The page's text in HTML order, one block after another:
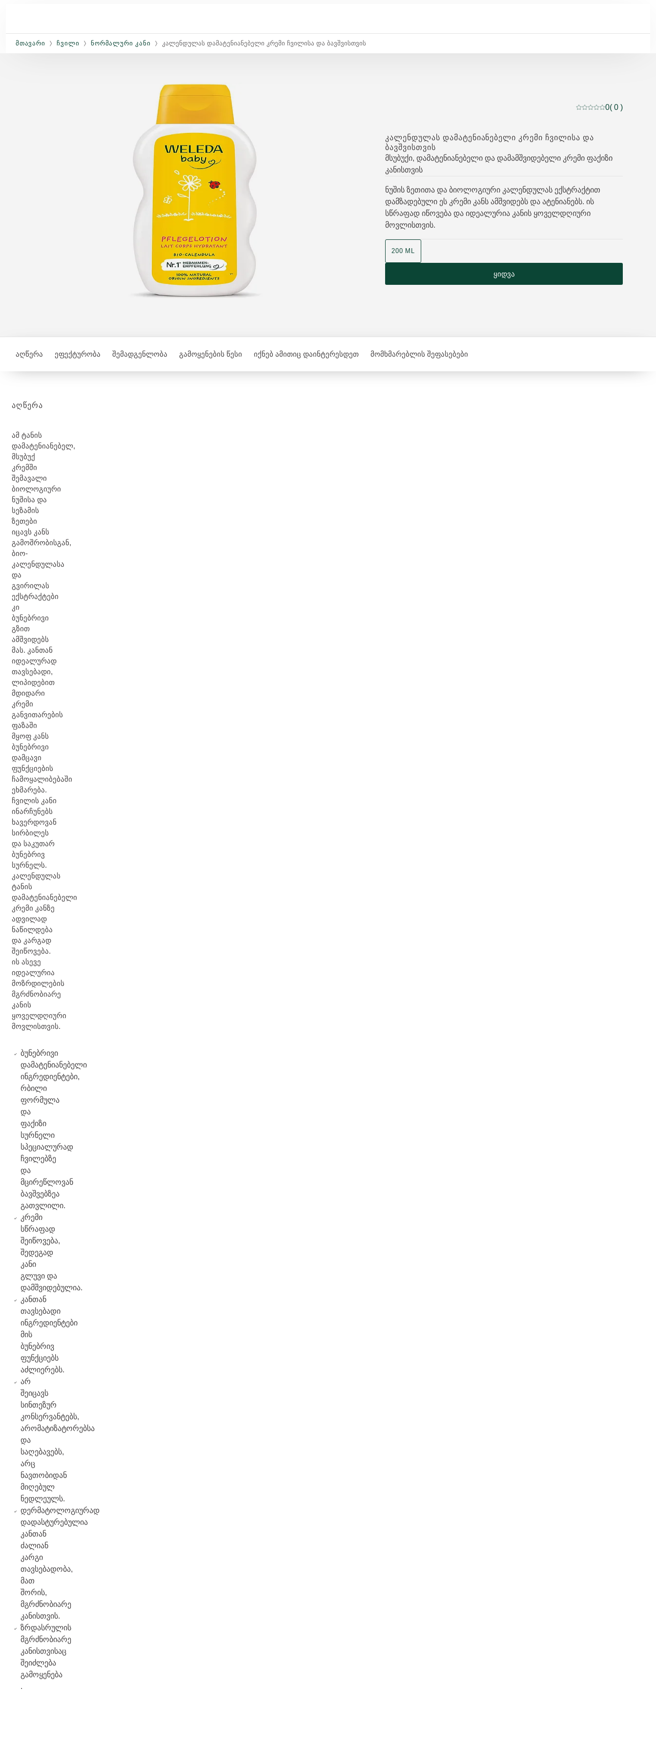
ᲛᲗᲐᲕᲐᲠᲘ ᲩᲕᲘᲚᲘ ᲜᲝᲠᲛᲐᲚᲣᲠᲘ ᲙᲐᲜᲘ Კალენდულას Დამატენიანებელი Კრემი Ჩვილისა Და Ბავშვისთვის
მიმდინარე
0( 0 )
ᲙᲐᲚᲔᲜᲓᲣᲚᲐᲡ ᲓᲐᲛᲐᲢᲔᲜᲘᲐᲜᲔᲑᲔᲚᲘ ᲙᲠᲔᲛᲘ ᲩᲕᲘᲚᲘᲡᲐ ᲓᲐ
ᲑᲐᲕᲨᲕᲘᲡᲗᲕᲘᲡ
მსუბუქი, დამატენიანებელი და დამამშვიდებელი კრემი ფაქიზი
კანისთვის
ნუშის ზეთითა და ბიოლოგიური კალენდულას ექსტრაქტით
დამზადებული ეს კრემი კანს ამშვიდებს და ატენიანებს. ის
სწრაფად იწოვება და იდეალურია კანის ყოველდღიური
მოვლისთვის.
200 ML
ყიდვა
აღწერა ეფექტურობა შემადგენლობა გამოყენების წესი იქნებ ამითიც დაინტერესდეთ მომხმარებლის შეფასებები
ᲐᲦᲬᲔᲠᲐ
ამ ტანის
დამატენიანებელ,
მსუბუქ
კრემში
შემავალი
ბიოლოგიური
ნუშისა და
სეზამის
ზეთები
იცავს კანს
გამოშრობისგან,
ბიო-
კალენდულასა
და
გვირილას
ექსტრაქტები
კი
ბუნებრივი
გზით
ამშვიდებს
მას. კანთან
იდეალურად
თავსებადი,
ლიპიდებით
მდიდარი
კრემი
განვითარების
ფაზაში
მყოფ კანს
ბუნებრივი
დამცავი
ფუნქციების
ჩამოყალიბებაში
ეხმარება.
ჩვილის კანი
ინარჩუნებს
ხავერდოვან
სირბილეს
და საკუთარ
ბუნებრივ
სურნელს.
კალენდულას
ტანის
დამატენიანებელი
კრემი კანზე
ადვილად
ნაწილდება
და კარგად
შეიწოვება.
ის ასევე
იდეალურია
მოზრდილების
მგრძნობიარე
კანის
ყოველდღიური
მოვლისთვის.
ბუნებრივი
დამატენიანებელი
ინგრედიენტები,
რბილი
ფორმულა
და
ფაქიზი
სურნელი
სპეციალურად
ჩვილებზე
და
მცირეწლოვან
ბავშვებზეა
გათვლილი.
კრემი
სწრაფად
შეიწოვება,
შედეგად
კანი
გლუვი და
დამშვიდებულია.
კანთან
თავსებადი
ინგრედიენტები
მის
ბუნებრივ
ფუნქციებს
აძლიერებს.
არ
შეიცავს
სინთეზურ
კონსერვანტებს,
არომატიზატორებსა
და
საღებავებს,
არც
ნავთობიდან
მიღებულ
ნედლეულს.
დერმატოლოგიურად
დადასტურებულია
კანთან
ძალიან
კარგი
თავსებადობა,
მათ
შორის,
მგრძნობიარე
კანისთვის.
ზრდასრულის
მგრძნობიარე
კანისთვისაც
შეიძლება
გამოყენება
.